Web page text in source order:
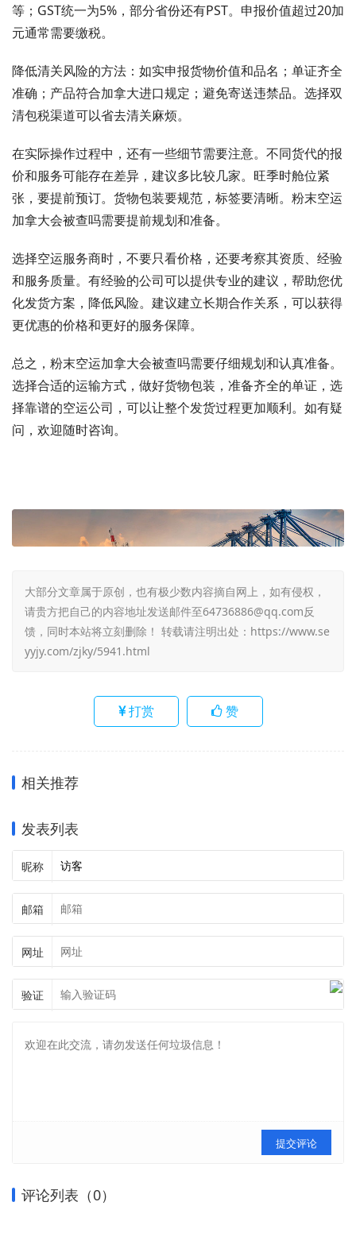
等；GST统一为5%，部分省份还有PST。申报价值超过20加
元通常需要缴税。
降低清关风险的方法：如实申报货物价值和品名；单证齐全
准确；产品符合加拿大进口规定；避免寄送违禁品。选择双
清包税渠道可以省去清关麻烦。
在实际操作过程中，还有一些细节需要注意。不同货代的报
价和服务可能存在差异，建议多比较几家。旺季时舱位紧
张，要提前预订。货物包装要规范，标签要清晰。粉末空运
加拿大会被查吗需要提前规划和准备。
选择空运服务商时，不要只看价格，还要考察其资质、经验
和服务质量。有经验的公司可以提供专业的建议，帮助您优
化发货方案，降低风险。建议建立长期合作关系，可以获得
更优惠的价格和更好的服务保障。
总之，粉末空运加拿大会被查吗需要仔细规划和认真准备。
选择合适的运输方式，做好货物包装，准备齐全的单证，选
择靠谱的空运公司，可以让整个发货过程更加顺利。如有疑
问，欢迎随时咨询。
大部分文章属于原创，也有极少数内容摘自网上，如有侵权，
请贵方把自己的内容地址发送邮件至64736886@qq.com反
馈，同时本站将立刻删除！ 转载请注明出处： https://www.se
yyjy.com/zjky/5941.html
打赏 赞
相关推荐
发表列表
昵称
邮箱
网址
验证
提交评论
评论列表（0）